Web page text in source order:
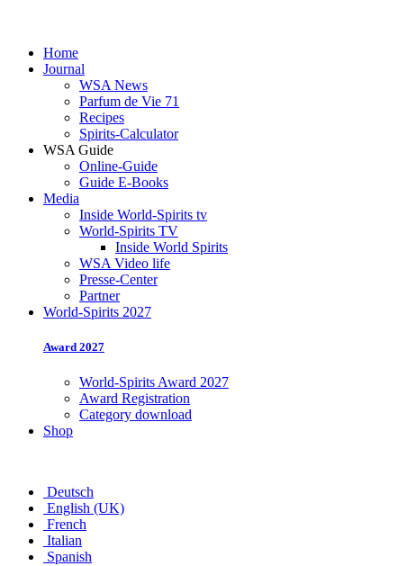
Home
Journal
WSA News
Parfum de Vie 71
Recipes
Spirits-Calculator
WSA Guide
Online-Guide
Guide E-Books
Media
Inside World-Spirits tv
World-Spirits TV
Inside World Spirits
WSA Video life
Presse-Center
Partner
World-Spirits 2027
Award 2027
World-Spirits Award 2027
Award Registration
Category download
Shop
Deutsch
English (UK)
French
Italian
Spanish